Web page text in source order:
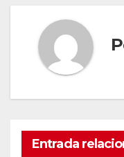
Entrada